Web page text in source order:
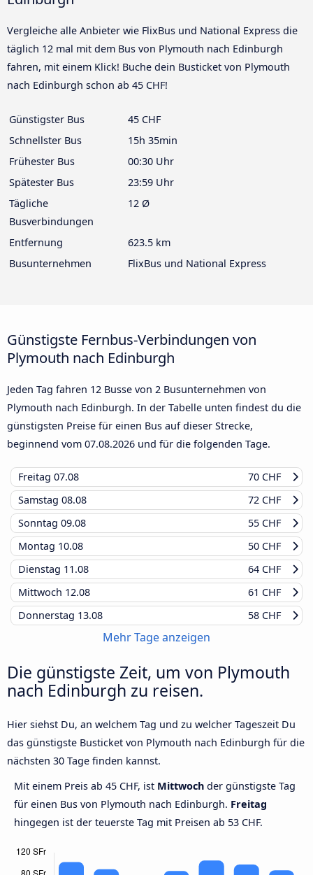
Vergleiche alle Anbieter wie FlixBus und National Express die
täglich 12 mal mit dem Bus von Plymouth nach Edinburgh
fahren, mit einem Klick! Buche dein Busticket von Plymouth
nach Edinburgh schon ab 45 CHF!
Günstigster Bus
45 CHF
Schnellster Bus
15h 35min
Frühester Bus
00:30 Uhr
Spätester Bus
23:59 Uhr
Tägliche
Busverbindungen
12 Ø
Entfernung
623.5 km
Busunternehmen
FlixBus und National Express
Günstigste Fernbus-Verbindungen von
Plymouth nach Edinburgh
Jeden Tag fahren 12 Busse von 2 Busunternehmen von
Plymouth nach Edinburgh. In der Tabelle unten findest du die
günstigsten Preise für einen Bus auf dieser Strecke,
beginnend vom 07.08.2026 und für die folgenden Tage.
Freitag 07.08
70 CHF
Samstag 08.08
72 CHF
Sonntag 09.08
55 CHF
Montag 10.08
50 CHF
Dienstag 11.08
64 CHF
Mittwoch 12.08
61 CHF
Donnerstag 13.08 58 CHF
Mehr Tage anzeigen
Die günstigste Zeit, um von Plymouth
nach Edinburgh zu reisen.
Hier siehst Du, an welchem Tag und zu welcher Tageszeit Du
das günstigste Busticket von Plymouth nach Edinburgh für die
nächsten 30 Tage finden kannst.
Mit einem Preis ab 45 CHF, ist Mittwoch der günstigste Tag
für einen Bus von Plymouth nach Edinburgh. Freitag
hingegen ist der teuerste Tag mit Preisen ab 53 CHF.